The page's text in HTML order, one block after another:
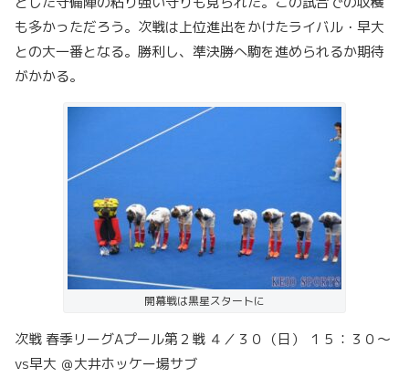
も多かっただろう。次戦は上位進出をかけたライバル・早大
との大一番となる。勝利し、準決勝へ駒を進められるか期待
がかかる。
開幕戦は黒星スタートに
次戦 春季リーグAプール第２戦 ４／３０（日） １５：３０～
vs早大 ＠大井ホッケー場サブ